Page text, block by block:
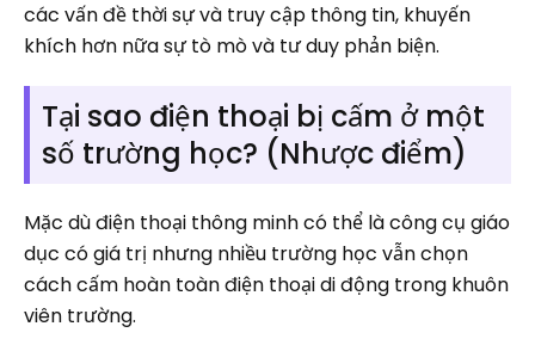
các vấn đề thời sự và truy cập thông tin, khuyến
khích hơn nữa sự tò mò và tư duy phản biện.
Tại sao điện thoại bị cấm ở một
số trường học? (Nhược điểm)
Mặc dù điện thoại thông minh có thể là công cụ giáo
dục có giá trị nhưng nhiều trường học vẫn chọn
cách cấm hoàn toàn điện thoại di động trong khuôn
viên trường.